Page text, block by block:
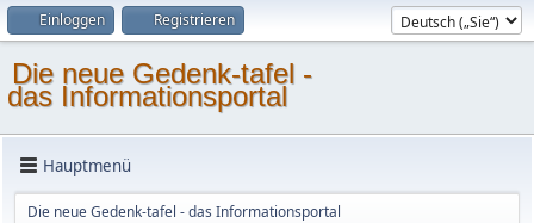
Einloggen Registrieren
Die neue Gedenk-tafel -
das Informationsportal
Hauptmenü
Die neue Gedenk-tafel - das Informationsportal